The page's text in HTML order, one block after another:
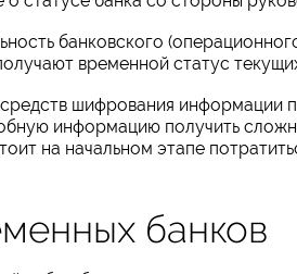
банковского
временной статус
шифрования информации
информацию получить
на начальном этапе
банков